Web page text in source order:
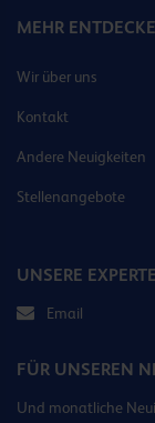
MEHR
Wir über uns
Kontakt
Andere Neuigkeiten
Stellenangebote
UNSERE
Email
FÜR UNSEREN
Und monatliche